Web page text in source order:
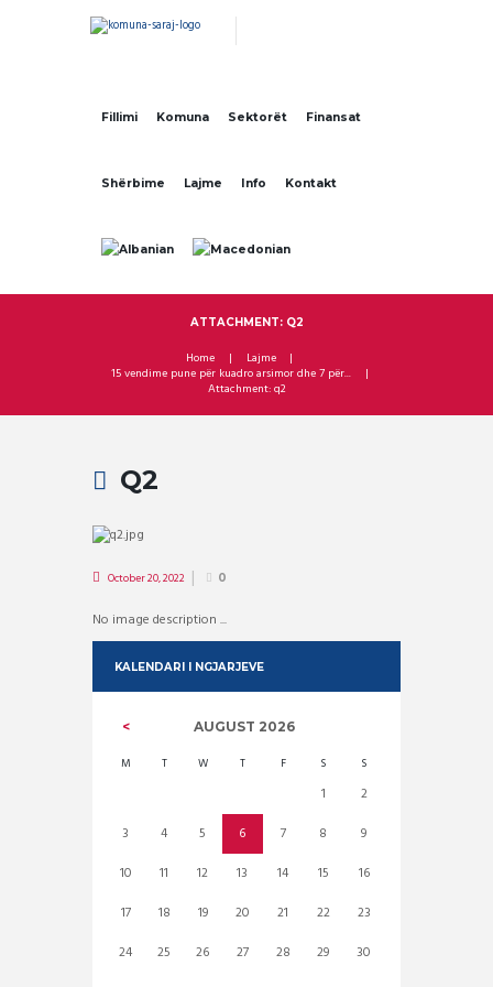
Fillimi Komuna Sektorët Finansat
Shërbime Lajme Info Kontakt
ATTACHMENT: Q2
Home
Lajme
15 vendime pune për kuadro arsimor dhe 7 për...
Attachment: q2
Q2
October 20, 2022 0
No image description ...
KALENDARI I NGJARJEVE
AUGUST 2026
M T W T F S S
1
2
3
4 5 6 7 8
9
10
11 12 13 14 15
16
17
18 19 20 21 22
23
24
25 26 27 28 29
30